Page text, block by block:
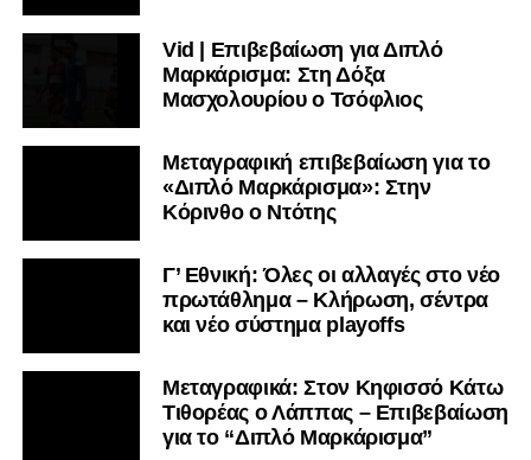
Vid | Επιβεβαίωση για Διπλό
Μαρκάρισμα: Στη Δόξα
Μασχολουρίου ο Τσόφλιος
Μεταγραφική επιβεβαίωση για το
«Διπλό Μαρκάρισμα»: Στην
Κόρινθο ο Ντότης
Γ’ Εθνική: Όλες οι αλλαγές στο νέο
πρωτάθλημα – Κλήρωση, σέντρα
και νέο σύστημα playoffs
Μεταγραφικά: Στον Κηφισσό Κάτω
Τιθορέας ο Λάππας – Επιβεβαίωση
για το “Διπλό Μαρκάρισμα”